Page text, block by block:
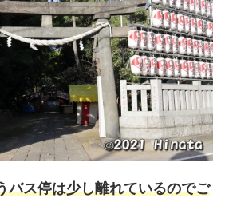
バス停は少し離れているのでご